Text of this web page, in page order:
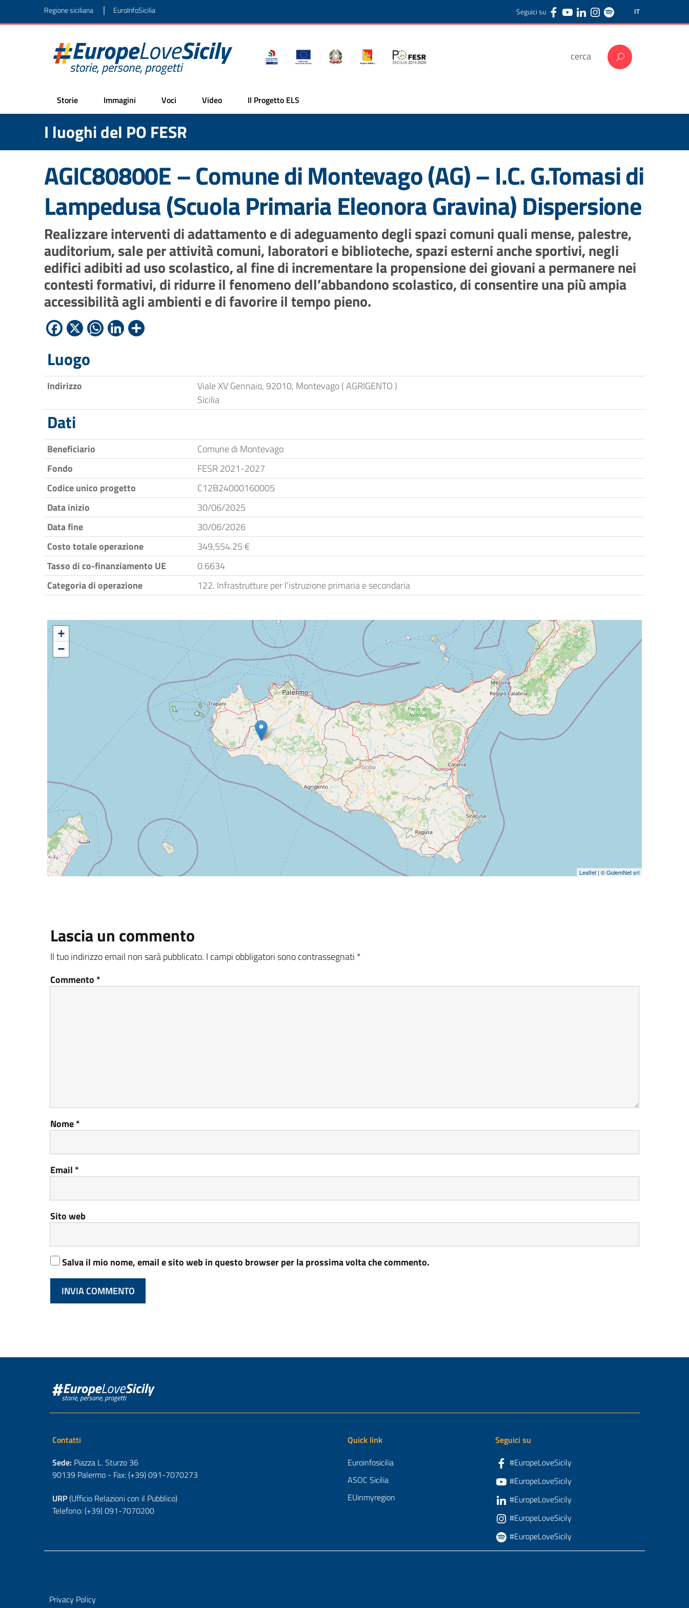
Regione siciliana | EuroInfoSicilia IT
Seguici su
Storie Immagini Voci Video Il Progetto ELS
I luoghi del PO FESR
AGIC80800E – Comune di Montevago (AG) – I.C. G.Tomasi di
Lampedusa (Scuola Primaria Eleonora Gravina) Dispersione
Realizzare interventi di adattamento e di adeguamento degli spazi comuni quali mense, palestre,
auditorium, sale per attività comuni, laboratori e biblioteche, spazi esterni anche sportivi, negli
edifici adibiti ad uso scolastico, al fine di incrementare la propensione dei giovani a permanere nei
contesti formativi, di ridurre il fenomeno dell’abbandono scolastico, di consentire una più ampia
accessibilità agli ambienti e di favorire il tempo pieno.
Facebook
X WhatsApp
LinkedIn
Luogo
Indirizzo
Viale XV Gennaio, 92010, Montevago ( AGRIGENTO )
Sicilia
Dati
Beneficiario
Comune di Montevago
Fondo
FESR 2021-2027
Codice unico progetto
C12B24000160005
Data inizio
30/06/2025
Data fine
30/06/2026
Costo totale operazione
349,554.25 €
Tasso di co-finanziamento UE
0.6634
Categoria di operazione
122. Infrastrutture per l'istruzione primaria e secondaria
+
−
Leaflet | ©GolemNet srl
Lascia un commento
Il tuo indirizzo email non sarà pubblicato. I campi obbligatori sono contrassegnati *
Commento *
Nome*
Email *
Sito web
Salva il mio nome, email e sito web in questo browser per la prossima volta che commento.
Contatti
Sede: Piazza L. Sturzo 36
90139 Palermo - Fax: (+39) 091-7070273
URP(Ufficio Relazioni con il Pubblico)
Telefono: (+39) 091-7070200
Quick link
Euroinfosicilia
ASOC Sicilia
EUinmyregion
Seguici su
#EuropeLoveSicily
#EuropeLoveSicily
#EuropeLoveSicily
#EuropeLoveSicily
#EuropeLoveSicily
Privacy Policy